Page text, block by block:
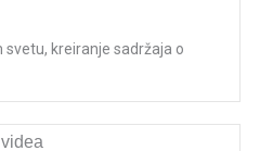
kreiranje sadržaja o